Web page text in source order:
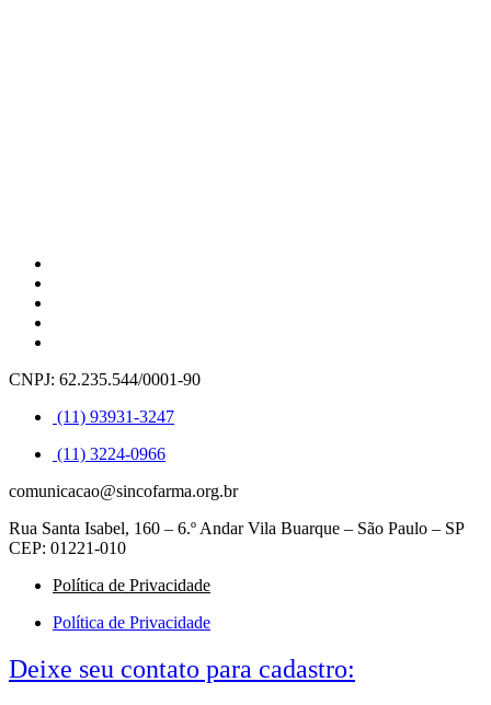
CNPJ: 62.235.544/0001-90
(11) 93931-3247
(11) 3224-0966
comunicacao@sincofarma.org.br
Rua Santa Isabel, 160 – 6.º Andar Vila Buarque – São Paulo – SP
CEP: 01221-010
Política de Privacidade
Política de Privacidade
Deixe seu contato para cadastro: